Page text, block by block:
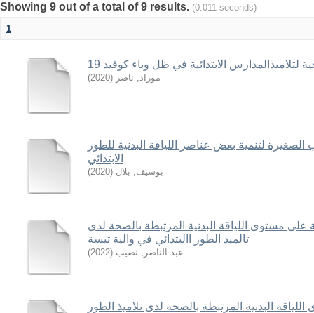
Showing 9 out of a total of 9 results. (0.011 seconds)
1
لتلاميذالمدارس الابتدائية في ظل وباء كوفيد 19
موراد, ناصر (
2020
)
الصغيرة لتنمية بعض عناصر اللياقة البدنية للطور
الابتدائي
بوسيف, بلال (
2020
)
على مستوى اللياقة البدنية المرتبطة بالصحة لدى
تالميذ الطور االبتدائي في والية تبسة
عبد الناصر, نصيب (
2022
)
البدنية المرتبطة بالصحة لدى تلاميذ الطور